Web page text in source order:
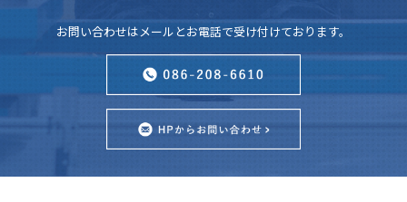
お問い合わせはメールとお電話で受け付けております。